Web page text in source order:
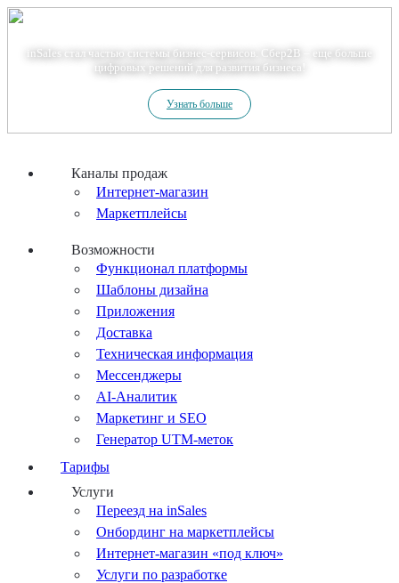
inSales стал частью системы бизнес-сервисов. Сбер2В – еще больше
цифровых решений для развития бизнеса!
Узнать больше
Каналы продаж
Интернет-магазин
Маркетплейсы
Возможности
Функционал платформы
Шаблоны дизайна
Приложения
Доставка
Техническая информация
Мессенджеры
AI-Аналитик
Маркетинг и SEO
Генератор UTM-меток
Тарифы
Услуги
Переезд на inSales
Онбординг на маркетплейсы
Интернет-магазин «под ключ»
Услуги по разработке